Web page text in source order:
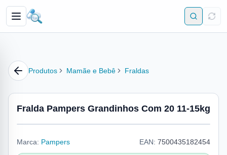
Produtos Mamãe e Bebê Fraldas
Fralda Pampers Grandinhos Com 20 11-15kg
Marca: Pampers EAN: 7500435182454